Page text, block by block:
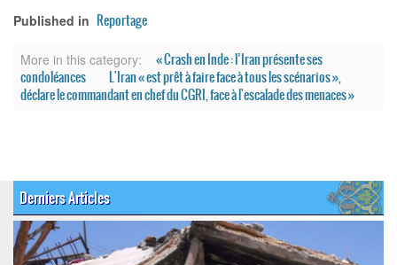
Published in Reportage
More in this category:
« Crash en Inde : l’Iran présente ses
condoléances
L'Iran « est prêt à faire face à tous les scénarios »,
déclare le commandant en chef du CGRI, face à l'escalade des menaces »
Derniers Articles